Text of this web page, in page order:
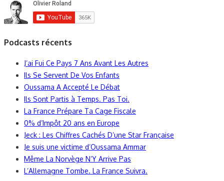
Podcasts récents
J’ai Fui Ce Pays 7 Ans Avant Les Autres
Ils Se Servent De Vos Enfants
Oussama A Accepté Le Débat
Ils Sont Partis à Temps. Pas Toi.
La France Prépare Ta Cage Fiscale
0% d’Impôt 20 ans en Europe
Jeck : Les Chiffres Cachés D’une Star Française
Je suis une victime d’Oussama Ammar
Même La Norvège N’Y Arrive Pas
L’Allemagne Tombe. La France Suivra.